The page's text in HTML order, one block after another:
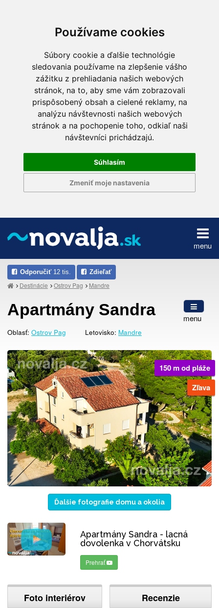
Používame cookies
Súbory cookie a ďalšie technológie
sledovania používame na zlepšenie vášho
zážitku z prehliadania našich webových
stránok, na to, aby sme vám zobrazovali
prispôsobený obsah a cielené reklamy, na
analýzu návštevnosti našich webových
stránok a na pochopenie toho, odkiaľ naši
návštevníci prichádzajú.
Súhlasím
Zmeniť moje nastavenia
menu
Odporučiť12 tis. Zdieľať
Destinácie Ostrov Pag Mandre
menu
Apartmány Sandra
Oblasť: Ostrov Pag Letovisko: Mandre
150 m od pláže
Zľava
Ďalšie fotografie domu a okolia
Apartmány Sandra - lacná
dovolenka v Chorvátsku
Prehrať
Foto interiérov Recenzie